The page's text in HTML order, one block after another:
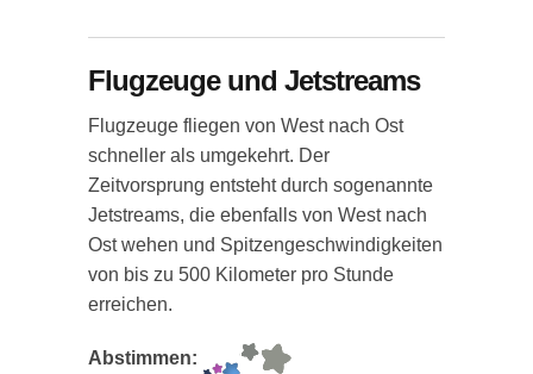
Flugzeuge und Jetstreams
Flugzeuge fliegen von West nach Ost
schneller als umgekehrt. Der
Zeitvorsprung entsteht durch sogenannte
Jetstreams, die ebenfalls von West nach
Ost wehen und Spitzengeschwindigkeiten
von bis zu 500 Kilometer pro Stunde
erreichen.
Abstimmen: